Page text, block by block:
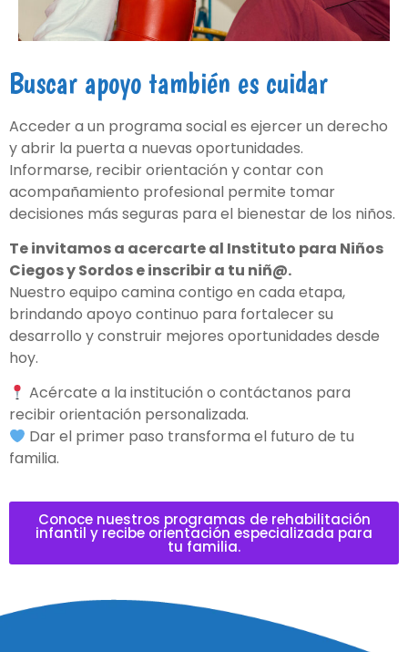
Buscar apoyo también es cuidar
Acceder a un programa social es ejercer un derecho
y abrir la puerta a nuevas oportunidades.
Informarse, recibir orientación y contar con
acompañamiento profesional permite tomar
decisiones más seguras para el bienestar de los niños.
Te invitamos a acercarte al Instituto para Niños
Ciegos y Sordos e inscribir a tu niñ@.
Nuestro equipo camina contigo en cada etapa,
brindando apoyo continuo para fortalecer su
desarrollo y construir mejores oportunidades desde
hoy.
Acércate a la institución o contáctanos para
recibir orientación personalizada.
Dar el primer paso transforma el futuro de tu
familia.
Conoce nuestros programas de rehabilitación
infantil y recibe orientación especializada para
tu familia.